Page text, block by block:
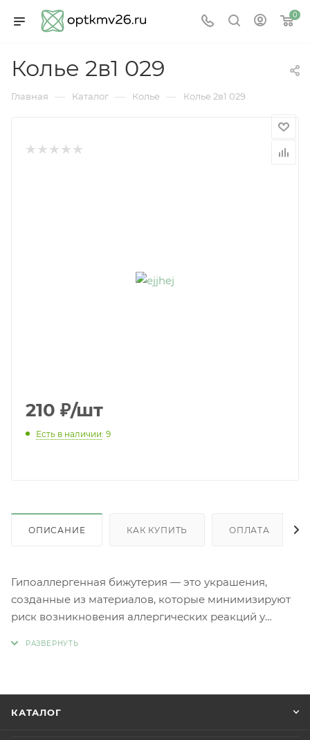
0
Колье 2в1 029
Главная — Каталог — Колье — Колье 2в1 029
210 ₽/шт
Есть в наличии: 9
ОПИСАНИЕ КАК КУПИТЬ ОПЛАТА
Гипоаллергенная бижутерия — это украшения,
созданные из материалов, которые минимизируют
риск возникновения аллергических реакций у
гипоаллергенной бижутерии используются
КАТАЛОГ